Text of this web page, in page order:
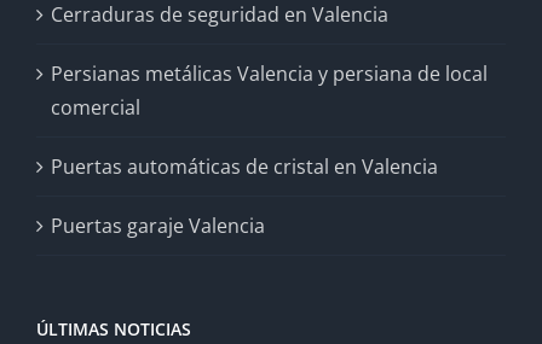
Cerraduras de seguridad en Valencia
Persianas metálicas Valencia y persiana de local
comercial
Puertas automáticas de cristal en Valencia
Puertas garaje Valencia
ÚLTIMAS NOTICIAS